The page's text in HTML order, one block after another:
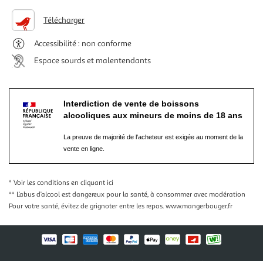
Télécharger
Accessibilité : non conforme
Espace sourds et malentendants
Interdiction de vente de boissons
alcooliques aux mineurs de moins de 18 ans
La preuve de majorité de l'acheteur est exigée au moment de la
vente en ligne.
* Voir les conditions en cliquant ici
** L’abus d’alcool est dangereux pour la santé, à consommer avec modération
Pour votre santé, évitez de grignoter entre les repas. www.mangerbouger.fr